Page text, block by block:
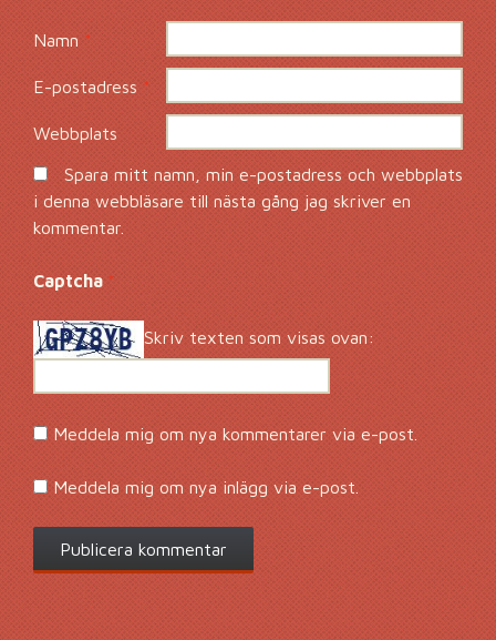
Namn *
E-postadress*
Webbplats
Spara mitt namn, min e-postadress och webbplats
i denna webbläsare till nästa gång jag skriver en
kommentar.
Captcha*
Skriv texten som visas ovan:
Meddela mig om nya kommentarer via e-post.
Meddela mig om nya inlägg via e-post.